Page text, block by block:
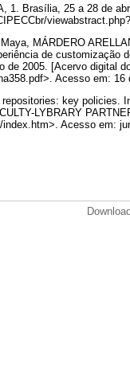
1. Brasília, 25 a 28 de
MÁRDERO
de customização
de 2005. [Acervo digital
Acesso em:
key policies.
LYBRARY
index.htm>. Acesso em: